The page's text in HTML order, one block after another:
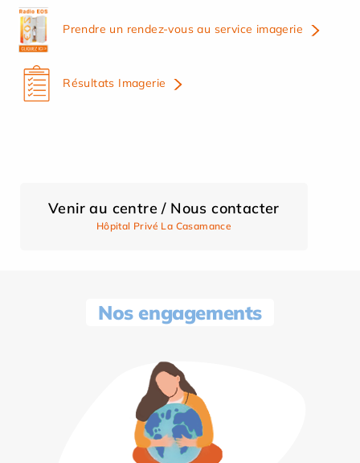
Prendre un rendez-vous au service imagerie
Résultats Imagerie
Venir au centre / Nous contacter
Hôpital Privé La Casamance
Nos engagements